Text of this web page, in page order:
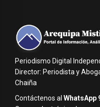
Periodismo Digital
Director: Periodista y
Chaiña
Contáctenos al WhatsApp